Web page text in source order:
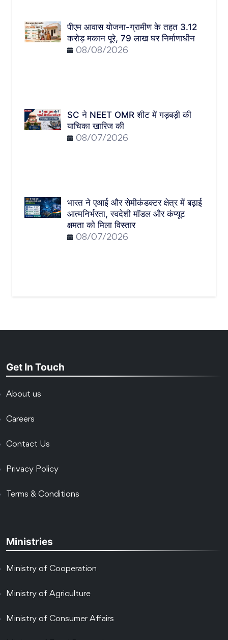
पीएम आवास योजना-ग्रामीण के तहत 3.12
करोड़ मकान पूरे, 79 लाख घर निर्माणाधीन
08/08/2026
SC ने NEET OMR शीट में गड़बड़ी की
याचिका खारिज की
08/07/2026
भारत ने एआई और सेमीकंडक्टर क्षेत्र में बढ़ाई
आत्मनिर्भरता, स्वदेशी मॉडल और कंप्यूट
क्षमता को मिला विस्तार
08/07/2026
Get In Touch
About us
Careers
Contact Us
Privacy Policy
Terms & Conditions
Ministries
Ministry of Cooperation
Ministry of Agriculture
Ministry of Consumer Affairs